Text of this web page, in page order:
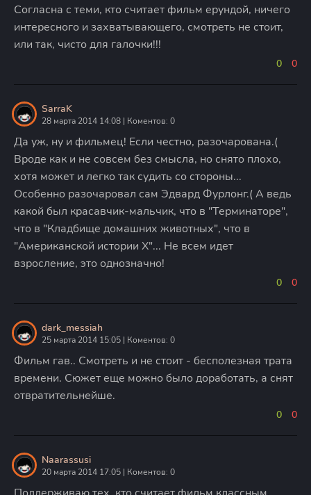
Согласна с теми, кто считает фильм ерундой, ничего
интересного и захватывающего, смотреть не стоит,
или так, чисто для галочки!!!
0 0
SarraK
28 марта 2014 14:08 | Коментов: 0
Да уж, ну и фильмец! Если честно, разочарована.(
Вроде как и не совсем без смысла, но снято плохо,
хотя может и легко так судить со стороны...
Особенно разочаровал сам Эдвард Фурлонг.( А ведь
какой был красавчик-мальчик, что в "Терминаторе",
что в "Кладбище домашних животных", что в
"Американской истории Х"... Не всем идет
взросление, это однозначно!
0 0
dark_messiah
25 марта 2014 15:05 | Коментов: 0
Фильм гав.. Смотреть и не стоит - бесполезная трата
времени. Сюжет еще можно было доработать, а снят
отвратительнейше.
0 0
Naarassusi
20 марта 2014 17:05 | Коментов: 0